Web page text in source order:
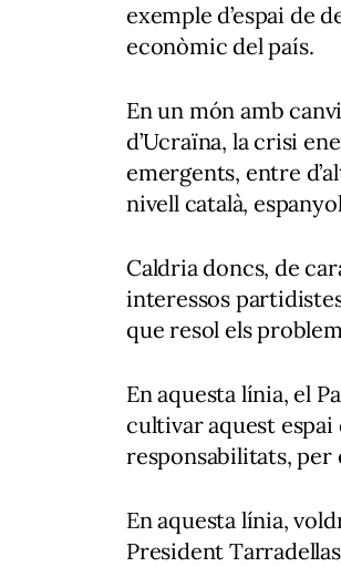
exemple d’espai de
econòmic del país.
En un món amb
d’Ucraïna, la crisi
emergents, entre
nivell català,
Caldria doncs, de
interessos
que resol els
En aquesta línia, el
cultivar aquest
responsabilitats, per
En aquesta línia,
President